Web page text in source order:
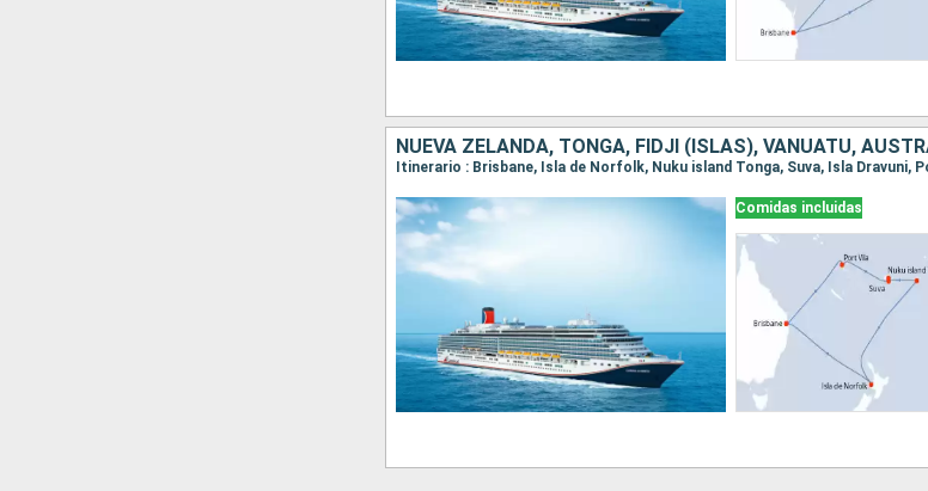
NUEVA ZELANDA, TONGA, FIDJI (ISLAS), VANUATU,
Itinerario : Brisbane, Isla de Norfolk, Nuku island Tonga, Suva, Isla Dravuni,
Comidas incluidas